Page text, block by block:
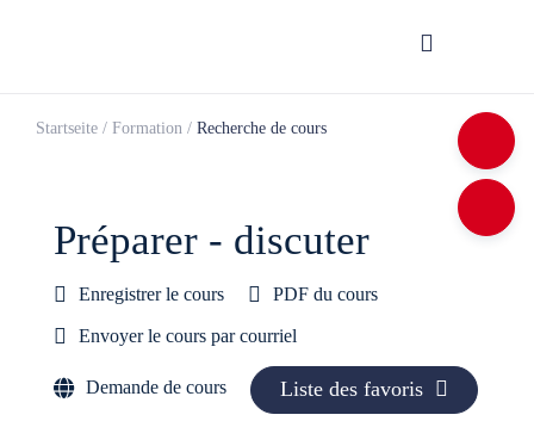
Startseite / Formation / Recherche de cours
Pré­pa­rer - dis­cu­ter
Enregistrer le cours PDF du cours
Envoyer le cours par courriel
Demande de cours Liste des favoris